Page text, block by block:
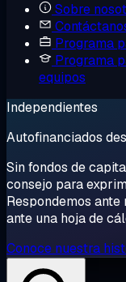
Sobre
Programa
Programa
equipos
Independientes
Autofinanciados
Sin fondos de
consejo para
Respondemos
ante una hoja de
Conoce nuestra